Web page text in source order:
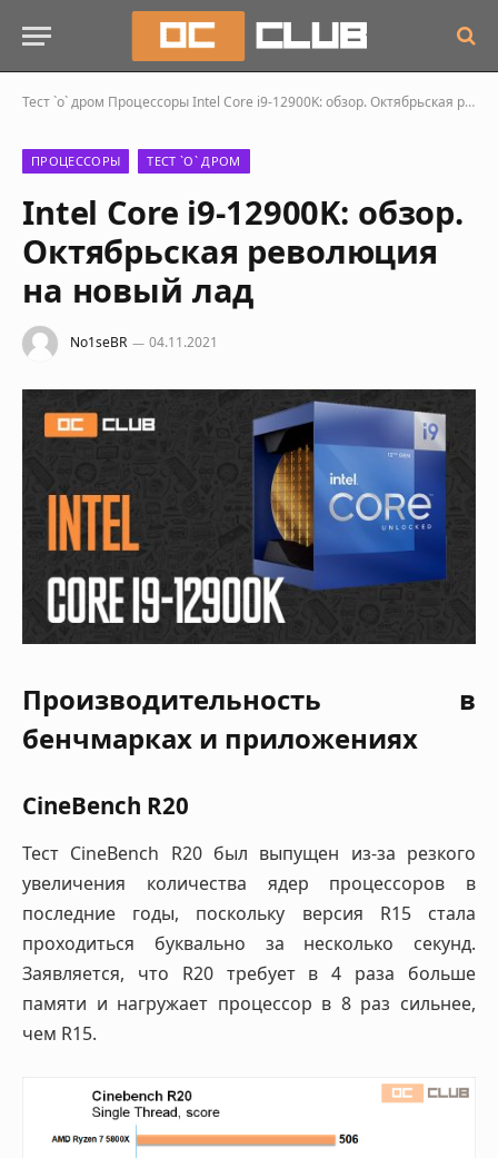
Тест `о` дром ПроцессорыIntel Core i9-12900K: обзор. Октябрьская революция на новый лад
ПРОЦЕССОРЫ ТЕСТ `О` ДРОМ
Intel Core i9-12900K: обзор.
Октябрьская революция
на новый лад
No1seBR 04.11.2021
Производительность в
бенчмарках и приложениях
CineBench R20
Тест CineBench R20 был выпущен из-за резкого
увеличения количества ядер процессоров в
последние годы, поскольку версия R15 стала
проходиться буквально за несколько секунд.
Заявляется, что R20 требует в 4 раза больше
памяти и нагружает процессор в 8 раз сильнее,
чем R15.